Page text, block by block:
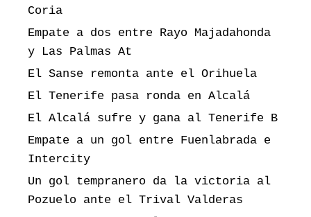
Coria
Empate a dos entre Rayo Majadahonda
y Las Palmas At
El Sanse remonta ante el Orihuela
El Tenerife pasa ronda en Alcalá
El Alcalá sufre y gana al Tenerife B
Empate a un gol entre Fuenlabrada e
Intercity
Un gol tempranero da la victoria al
Pozuelo ante el Trival Valderas